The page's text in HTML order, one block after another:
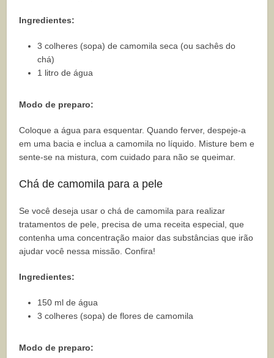
Ingredientes:
3 colheres (sopa) de camomila seca (ou sachês do
chá)
1 litro de água
Modo de preparo:
Coloque a água para esquentar. Quando ferver, despeje-a
em uma bacia e inclua a camomila no líquido. Misture bem e
sente-se na mistura, com cuidado para não se queimar.
Chá de camomila para a pele
Se você deseja usar o chá de camomila para realizar
tratamentos de pele, precisa de uma receita especial, que
contenha uma concentração maior das substâncias que irão
ajudar você nessa missão. Confira!
Ingredientes:
150 ml de água
3 colheres (sopa) de flores de camomila
Modo de preparo: